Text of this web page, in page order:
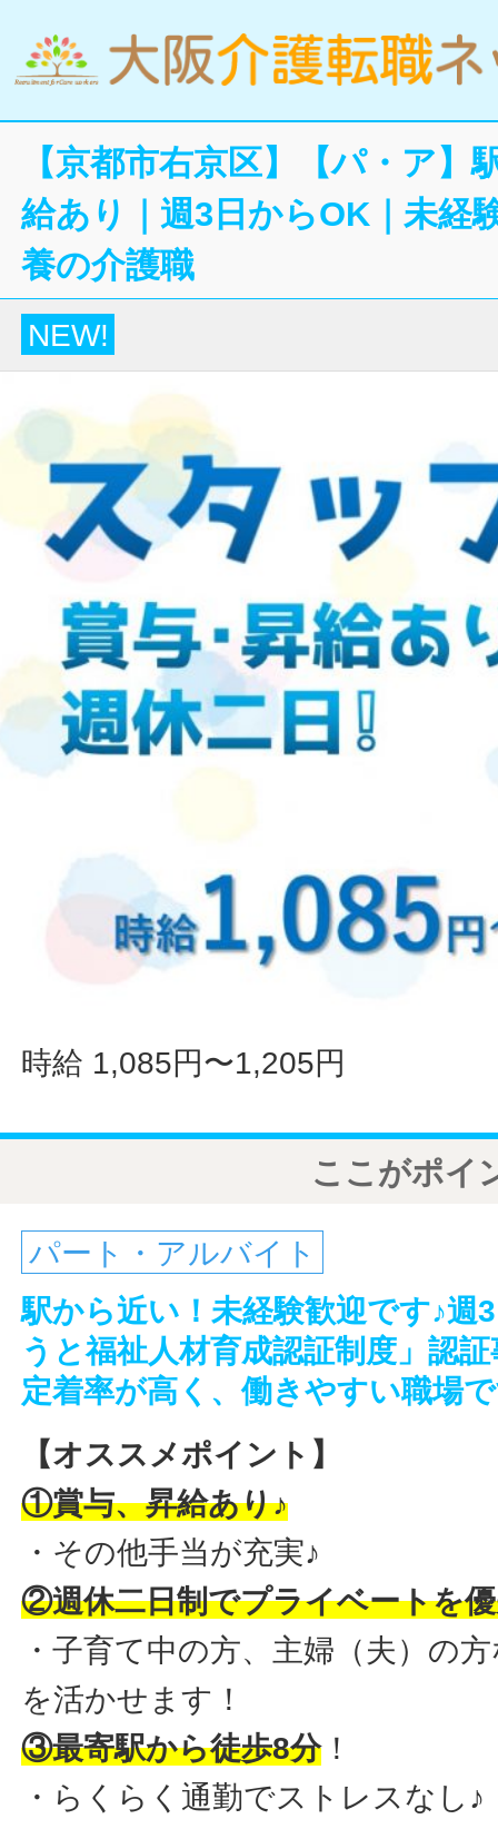
【京都市右京区】【パ・ア】
給あり｜週3日からOK｜未経
養の介護職
NEW!
時給 1,085円〜1,205円
ここがポイ
パート・アルバイト
駅から近い！未経験歓迎です♪週
うと福祉人材育成認証制度」認
定着率が高く、働きやすい職場
【オススメポイント】
①賞与、昇給あり♪
・その他手当が充実♪
②週休二日制でプライベートを
・子育て中の方、主婦（夫）の
を活かせます！
③最寄駅から徒歩8分！
・らくらく通勤でストレスなし♪